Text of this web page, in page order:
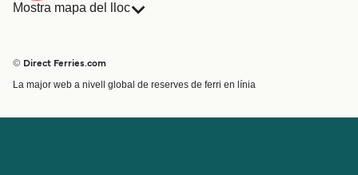
Mostra mapa del lloc
Països
© Direct Ferries.com
La major web a nivell global de reserves de ferri en línia